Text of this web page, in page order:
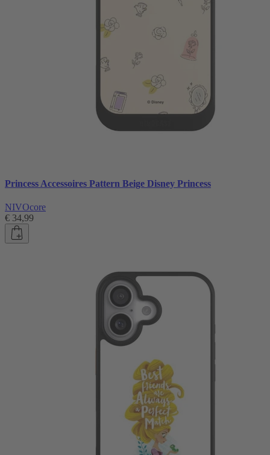
Princess Accessoires Pattern Beige Disney Princess
NIVOcore
€ 34,99